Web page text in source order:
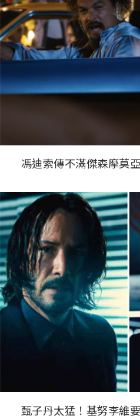
馮迪索傳不滿傑森摩莫亞
甄子丹太猛！基努李維